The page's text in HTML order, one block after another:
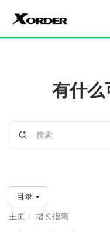
有什么
目录
主页 增长指南